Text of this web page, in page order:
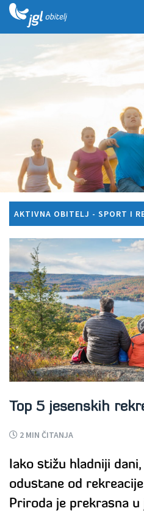
AKTIVNA OBITELJ - SPORT I
Top 5 jesenskih
2 MIN ČITANJA
Iako stižu hladniji
odustane od
Priroda je prekrasna